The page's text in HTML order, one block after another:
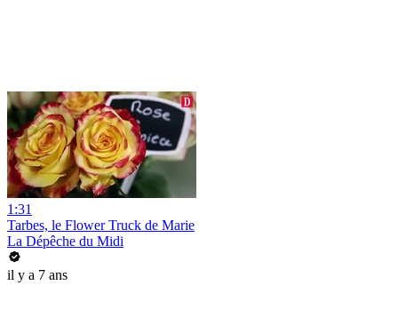
1:31
Tarbes, le Flower Truck de Marie
La Dépêche du Midi
il y a 7 ans